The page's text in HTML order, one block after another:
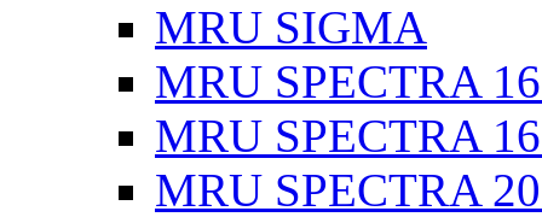
MRU SIGMA
MRU SPECTRA
MRU SPECTRA
MRU SPECTRA